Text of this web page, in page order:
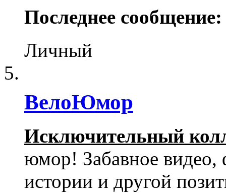
Последнее сообщение:
Личный
ВелоЮмор
Исключительный
юмор! Забавное видео,
истории и другой